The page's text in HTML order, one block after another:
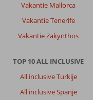
Vakantie Mallorca
Vakantie Tenerife
Vakantie Zakynthos
TOP 10 ALL INCLUSIVE
All inclusive Turkije
All inclusive Spanje